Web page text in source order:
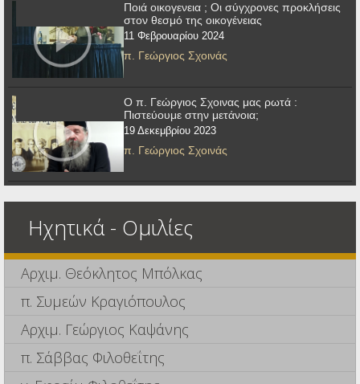
Ποιά οικογενεια ; Οι σύγχρονες προκλήσεις
στον θεσμό της οικογένειας
11 Φεβρουαρίου 2024
π. Γεώργιος Σχοινάς
Ο π. Γεώργιος Σχοινας μας ρωτά :
Πιστεύουμε στην μετάνοια;
19 Δεκεμβρίου 2023
π. Γεώργιος Σχοινάς
Ηχητικά - Ομιλίες
Αρχιμ. Θεόκλητος Μπόλκας
π. Συμεών Κραγιόπουλος
Αρχιμ. Γεώργιος Καψάνης
π. Σάββας Φιλοθεΐτης